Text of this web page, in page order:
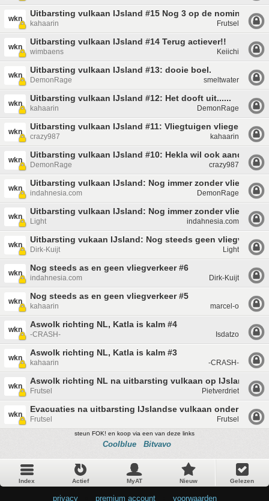
wkn
Uitbarsting vulkaan IJsland #15 Nog 3 op de nominatie!
kahaarin Frutsel
wkn
Uitbarsting vulkaan IJsland #14 Terug actiever!!
wimbaens Keiichi
wkn
Uitbarsting vulkaan IJsland #13: dooie boel.
DemonRage smeltwater
wkn
Uitbarsting vulkaan IJsland #12: Het dooft uit......
kahaarin DemonRage
wkn
Uitbarsting vulkaan IJsland #11: Vliegtuigen vliegen weer
crazy987 kahaarin
wkn
Uitbarsting vulkaan IJsland #10: Hekla wil ook aandacht!
DemonRage crazy987
wkn
Uitbarsting vulkaan IJsland: Nog immer zonder
indahnesia.com DemonRage
wkn
Uitbarsting vulkaan IJsland: Nog immer zonder
Light indahnesia.com
wkn
Uitbarsting vukaan IJsland: Nog steeds geen vliegverkeer
Dirk-Kuijt Light
wkn
Nog steeds as en geen vliegverkeer #6
indahnesia.com Dirk-Kuijt
wkn
Nog steeds as en geen vliegverkeer #5
kahaarin marcel-o
wkn
Aswolk richting NL, Katla is kalm #4
-CRASH- Isdatzo
wkn
Aswolk richting NL, Katla is kalm #3
kahaarin -CRASH-
wkn
Aswolk richting NL na uitbarsting vulkaan op IJsland #2
Frutsel Pietverdriet
wkn
Evacuaties na uitbarsting IJslandse vulkaan onder
Frutsel Frutsel
steun FOK! en koop via een van deze links
Coolblue Bitvavo
Index Actief MyAT Nieuw Gelezen
privacy premium account voorwaarden